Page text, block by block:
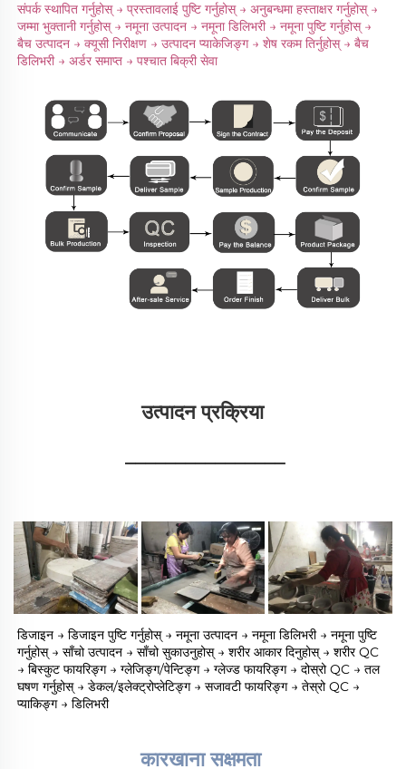
संपर्क स्थापित गर्नुहोस् → प्रस्तावलाई पुष्टि गर्नुहोस् → अनुबन्धमा हस्ताक्षर गर्नुहोस् →
जम्मा भुक्तानी गर्नुहोस् → नमूना उत्पादन → नमूना डिलिभरी → नमूना पुष्टि गर्नुहोस् →
बैच उत्पादन → क्यूसी निरीक्षण → उत्पादन प्याकेजिङ्ग → शेष रकम तिर्नुहोस् → बैच
डिलिभरी → अर्डर समाप्त → पश्चात बिक्री सेवा
उत्पादन प्रक्रिया
________________
डिजाइन → डिजाइन पुष्टि गर्नुहोस् → नमूना उत्पादन → नमूना डिलिभरी → नमूना पुष्टि
गर्नुहोस् → साँचो उत्पादन → साँचो सुकाउनुहोस् → शरीर आकार दिनुहोस् → शरीर QC
→ बिस्कुट फायरिङ्ग → ग्लेजिङ्ग/पेन्टिङ्ग → ग्लेज्ड फायरिङ्ग → दोस्रो QC → तल
घषण गर्नुहोस् → डेकल/इलेक्ट्रोप्लेटिङ्ग → सजावटी फायरिङ्ग → तेस्रो QC →
प्याकिङ्ग → डिलिभरी
कारखाना सक्षमता